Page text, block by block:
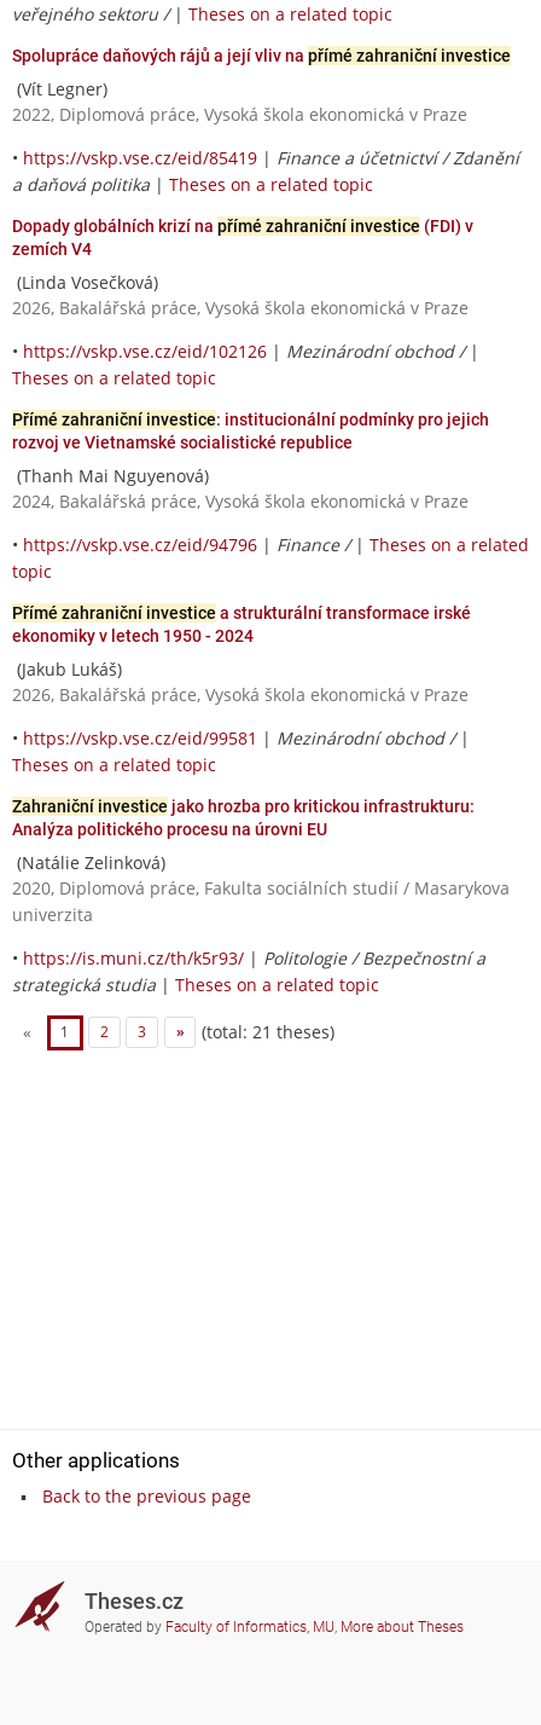
veřejného sektoru / | Theses on a related topic
Spolupráce daňových rájů a její vliv na přímé zahraniční investice
(Vít Legner)
2022, Diplomová práce, Vysoká škola ekonomická v Praze
• https://vskp.vse.cz/eid/85419 | Finance a účetnictví / Zdanění
a daňová politika | Theses on a related topic
Dopady globálních krizí na přímé zahraniční investice (FDI) v
zemích V4
(Linda Vosečková)
2026, Bakalářská práce, Vysoká škola ekonomická v Praze
• https://vskp.vse.cz/eid/102126 | Mezinárodní obchod / |
Theses on a related topic
Přímé zahraniční investice: institucionální podmínky pro jejich
rozvoj ve Vietnamské socialistické republice
(Thanh Mai Nguyenová)
2024, Bakalářská práce, Vysoká škola ekonomická v Praze
• https://vskp.vse.cz/eid/94796 | Finance / | Theses on a related
topic
Přímé zahraniční investice a strukturální transformace irské
ekonomiky v letech 1950 - 2024
(Jakub Lukáš)
2026, Bakalářská práce, Vysoká škola ekonomická v Praze
• https://vskp.vse.cz/eid/99581 | Mezinárodní obchod / |
Theses on a related topic
Zahraniční investice jako hrozba pro kritickou infrastrukturu:
Analýza politického procesu na úrovni EU
(Natálie Zelinková)
2020, Diplomová práce, Fakulta sociálních studií / Masarykova
univerzita
• https://is.muni.cz/th/k5r93/ | Politologie / Bezpečnostní a
strategická studia | Theses on a related topic
« 1 2 3 » (total: 21 theses)
Other applications
Back to the previous page
Theses.cz
Operated by Faculty of Informatics, MU, More about Theses